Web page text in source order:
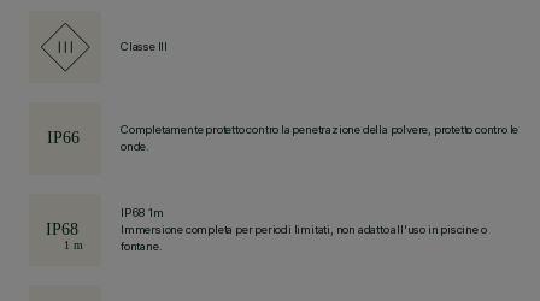
Classe III
Completamente protetto contro la penetrazione della polvere, protetto contro le
onde.
IP68 1m
Immersione completa per periodi limitati, non adatto all'uso in piscine o
fontane.